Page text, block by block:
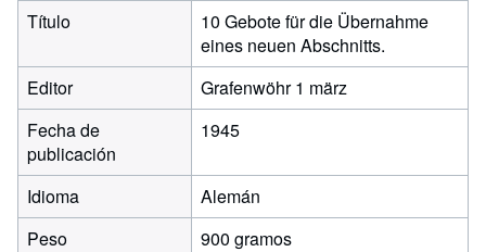
Título
10 Gebote für die Übernahme
eines neuen Abschnitts.
Editor
Grafenwöhr 1 märz
Fecha de
publicación
1945
Idioma
Alemán
Peso
900 gramos